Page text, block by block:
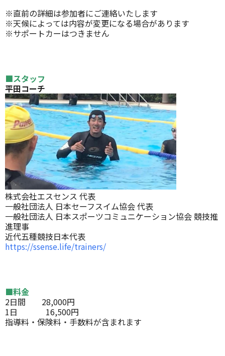
※直前の詳細は参加者にご連絡いたします
※天候によっては内容が変更になる場合があります
※サポートカーはつきません
■スタッフ
平田コーチ
株式会社エスセンス 代表
一般社団法人 日本セーフスイム協会 代表
一般社団法人 日本スポーツコミュニケーション協会 競技推
進理事
近代五種競技日本代表
https://ssense.life/trainers/
■料金
2日間 28,000円
1日 16,500円
指導料・保険料・手数料が含まれます